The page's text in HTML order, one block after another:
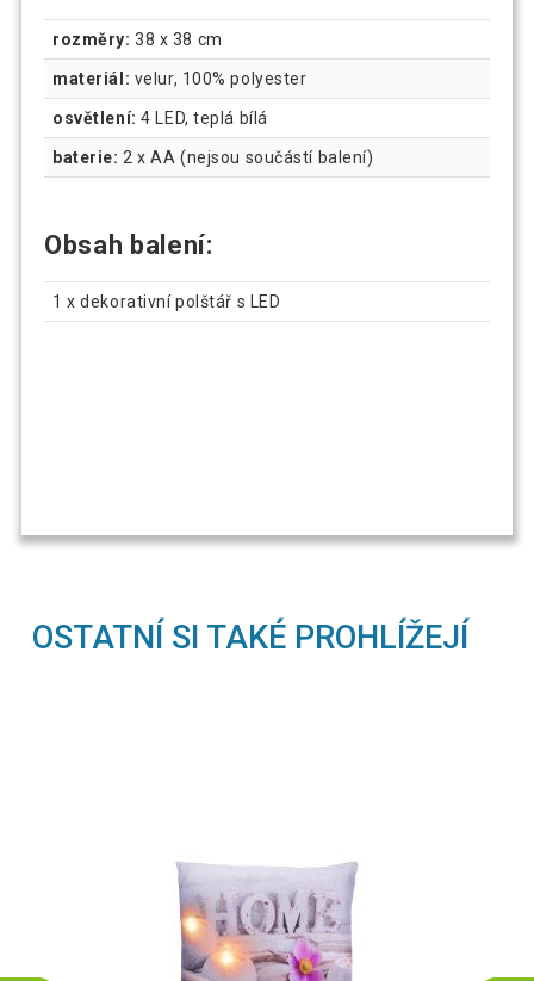
rozměry: 38 x 38 cm
materiál: velur, 100% polyester
osvětlení: 4 LED, teplá bílá
baterie: 2 x AA (nejsou součástí balení)
Obsah balení:
1 x dekorativní polštář s LED
OSTATNÍ SI TAKÉ PROHLÍŽEJÍ